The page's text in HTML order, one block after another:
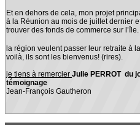
Et en dehors de cela, mon projet
à la Réunion au mois de juillet dernier
trouver des fonds de commerce sur
la région veulent passer leur retraite à
voilà, ils sont les bienvenus! (rires).
je tiens à remercier Julie PERROT du
témoignage
Jean-François Gautheron